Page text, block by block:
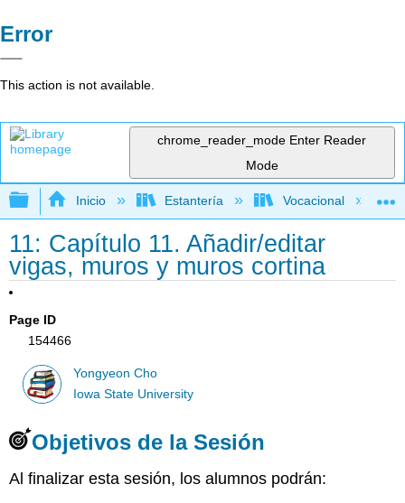
Error
This action is not available.
chrome_reader_mode Enter Reader
Mode
Expandir/contraer jerarquía global
Inicio Estantería Vocacional
11: Capítulo 11. Añadir/editar
vigas, muros y muros cortina
Page ID
154466
Yongyeon Cho
Iowa State University
Objetivos de la Sesión
Al finalizar esta sesión, los alumnos podrán: